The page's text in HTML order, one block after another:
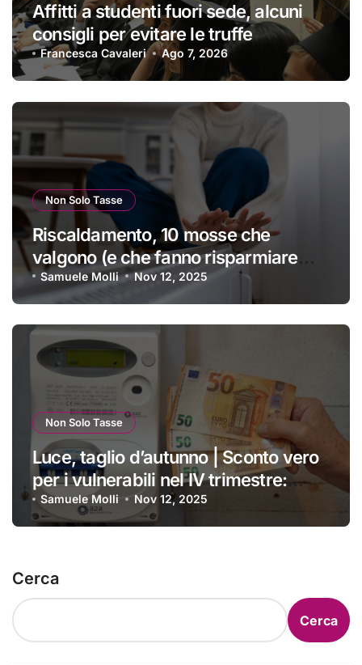
Affitti a studenti fuori sede, alcuni
consigli per evitare le truffe
Francesca Cavaleri Ago 7, 2026
Non Solo Tasse
Riscaldamento, 10 mosse che
valgono (e che fanno risparmiare
tanti soldini) | I trucchi migliori per
passare un inverno spettacolare
Samuele Molli Nov 12, 2025
Non Solo Tasse
Luce, taglio d’autunno | Sconto vero
per i vulnerabili nel IV trimestre:
ecco a chi si applica e come
ottenerlo
Samuele Molli Nov 12, 2025
Cerca
Cerca